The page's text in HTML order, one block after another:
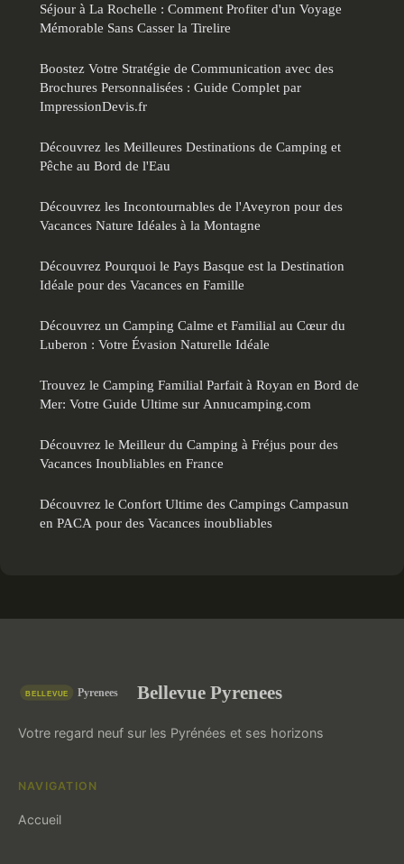
Séjour à La Rochelle : Comment Profiter d'un Voyage
Mémorable Sans Casser la Tirelire
Boostez Votre Stratégie de Communication avec des
Brochures Personnalisées : Guide Complet par
ImpressionDevis.fr
Découvrez les Meilleures Destinations de Camping et
Pêche au Bord de l'Eau
Découvrez les Incontournables de l'Aveyron pour des
Vacances Nature Idéales à la Montagne
Découvrez Pourquoi le Pays Basque est la Destination
Idéale pour des Vacances en Famille
Découvrez un Camping Calme et Familial au Cœur du
Luberon : Votre Évasion Naturelle Idéale
Trouvez le Camping Familial Parfait à Royan en Bord de
Mer: Votre Guide Ultime sur Annucamping.com
Découvrez le Meilleur du Camping à Fréjus pour des
Vacances Inoubliables en France
Découvrez le Confort Ultime des Campings Campasun
en PACA pour des Vacances inoubliables
Bellevue Pyrenees
Votre regard neuf sur les Pyrénées et ses horizons
NAVIGATION
Accueil